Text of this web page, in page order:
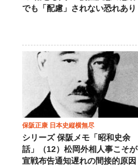
でも「配慮」されない恐れあり
保阪正康 日本史縦横無尽
シリーズ 保阪メモ「昭和史余
話」（12）松岡外相人事こそが
宣戦布告通知遅れの間接的原因